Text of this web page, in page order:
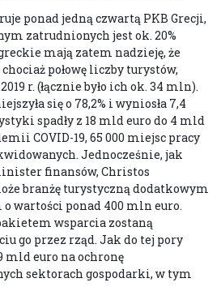
ponad jedną czwartą PKB Grecji,
zatrudnionych jest ok. 20%
mają zatem nadzieję, że
połowę liczby turystów,
r. (łącznie było ich ok. 34 mln).
się o 78,2% i wyniosła 7,4
spadły z 18 mld euro do 4 mld
COVID-19, 65 000 miejsc pracy
Jednocześnie, jak
finansów, Christos
branżę turystyczną dodatkowym
wartości ponad 400 mln euro.
wsparcia zostaną
go przez rząd. Jak do tej pory
mld euro na ochronę
sektorach gospodarki, w tym